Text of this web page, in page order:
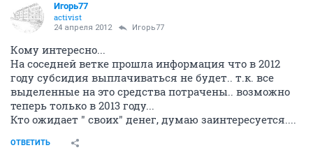
Игорь77
activist
24 апреля 2012 Игорь77
Кому интересно...
На соседней ветке прошла информация что в 2012
году субсидия выплачиваться не будет.. т.к. все
выделенные на это средства потрачены.. возможно
теперь только в 2013 году...
Кто ожидает " своих" денег, думаю заинтересуется....
ОТВЕТИТЬ